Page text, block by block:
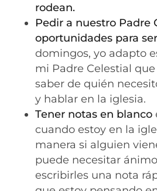
rodean.
Pedir a nuestro Padre
oportunidades para
domingos, yo adapto
mi Padre Celestial
saber de quién
y hablar en la iglesia.
Tener notas en blanco
cuando estoy en la
manera si alguien
puede necesitar
escribirles una nota